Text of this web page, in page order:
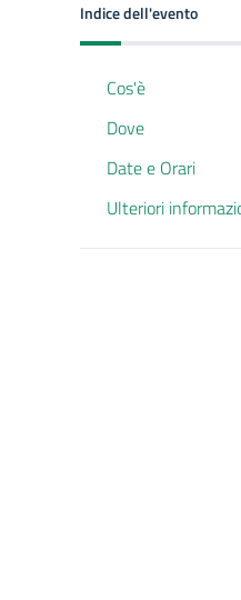
Indice dell'evento
Cos'è
Dove
Date e Orari
Ulteriori